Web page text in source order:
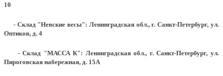
10
- Склад "Невские весы": Ленинградская обл., г. Санкт-Петербург, ул.
Оптиков, д. 4
- Склад "МАССА К": Ленинградская обл., г. Санкт-Петербург, ул.
Пироговская набережная, д. 15А